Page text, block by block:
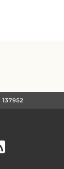
137952